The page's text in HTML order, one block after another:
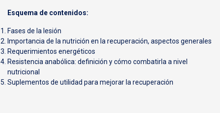
Esquema de contenidos:
Fases de la lesión
Importancia de la nutrición en la recuperación, aspectos generales
Requerimientos energéticos
Resistencia anabólica: definición y cómo combatirla a nivel
nutricional
Suplementos de utilidad para mejorar la recuperación